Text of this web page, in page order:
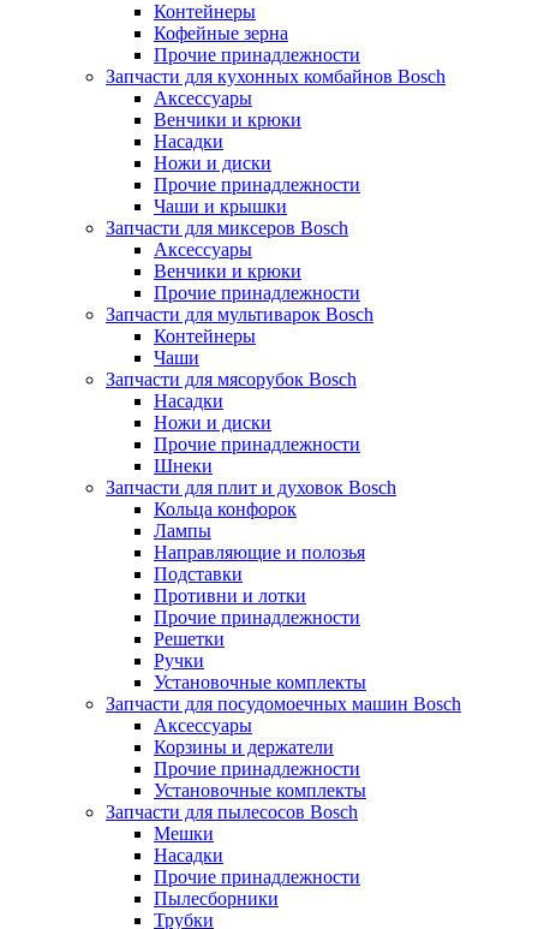
Контейнеры
Кофейные зерна
Прочие принадлежности
Запчасти для кухонных комбайнов Bosch
Аксессуары
Венчики и крюки
Насадки
Ножи и диски
Прочие принадлежности
Чаши и крышки
Запчасти для миксеров Bosch
Аксессуары
Венчики и крюки
Прочие принадлежности
Запчасти для мультиварок Bosch
Контейнеры
Чаши
Запчасти для мясорубок Bosch
Насадки
Ножи и диски
Прочие принадлежности
Шнеки
Запчасти для плит и духовок Bosch
Кольца конфорок
Лампы
Направляющие и полозья
Подставки
Противни и лотки
Прочие принадлежности
Решетки
Ручки
Установочные комплекты
Запчасти для посудомоечных машин Bosch
Аксессуары
Корзины и держатели
Прочие принадлежности
Установочные комплекты
Запчасти для пылесосов Bosch
Мешки
Насадки
Прочие принадлежности
Пылесборники
Трубки